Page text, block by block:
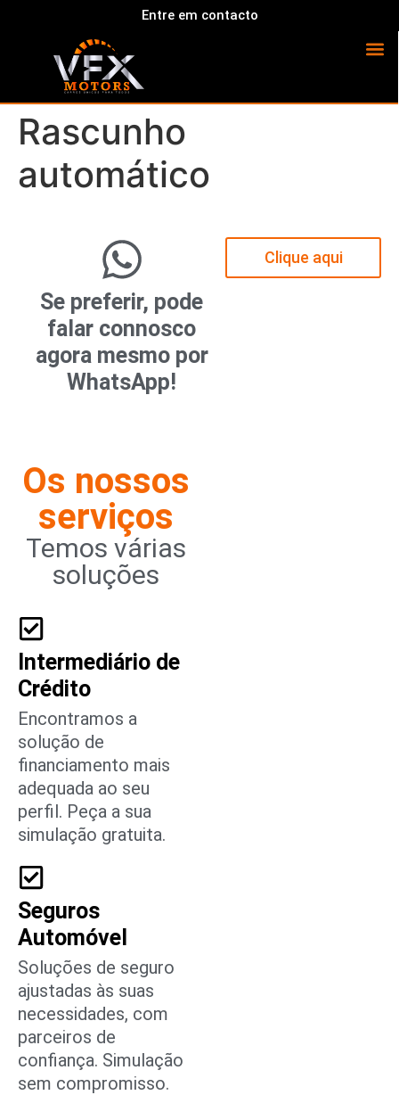
Entre em contacto
Rascunho
automático
Se preferir, pode
falar connosco
agora mesmo por
WhatsApp!
Clique aqui
Os nossos
serviços
Temos várias
soluções
Intermediário de
Crédito
Encontramos a
solução de
financiamento mais
adequada ao seu
perfil. Peça a sua
simulação gratuita.
Seguros
Automóvel
Soluções de seguro
ajustadas às suas
necessidades, com
parceiros de
confiança. Simulação
sem compromisso.